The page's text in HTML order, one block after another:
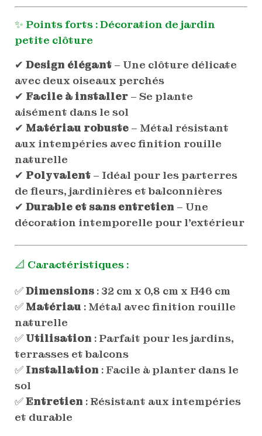
✨ Points forts : Décoration de jardin
petite clôture
✔ Design élégant– Une clôture délicate
avec deux oiseaux perchés
✔ Facile à installer– Se plante
aisément dans le sol
✔ Matériau robuste– Métal résistant
aux intempéries avec finition rouille
naturelle
✔ Polyvalent– Idéal pour les parterres
de fleurs, jardinières et balconnières
✔ Durable et sans entretien – Une
décoration intemporelle pour l’extérieur
📐 Caractéristiques :
✅Dimensions: 32 cm x 0,8 cm x H46 cm
✅ Matériau : Métal avec finition rouille
naturelle
✅ Utilisation : Parfait pour les jardins,
terrasses et balcons
✅ Installation : Facile à planter dans le
sol
✅Entretien : Résistant aux intempéries
et durable